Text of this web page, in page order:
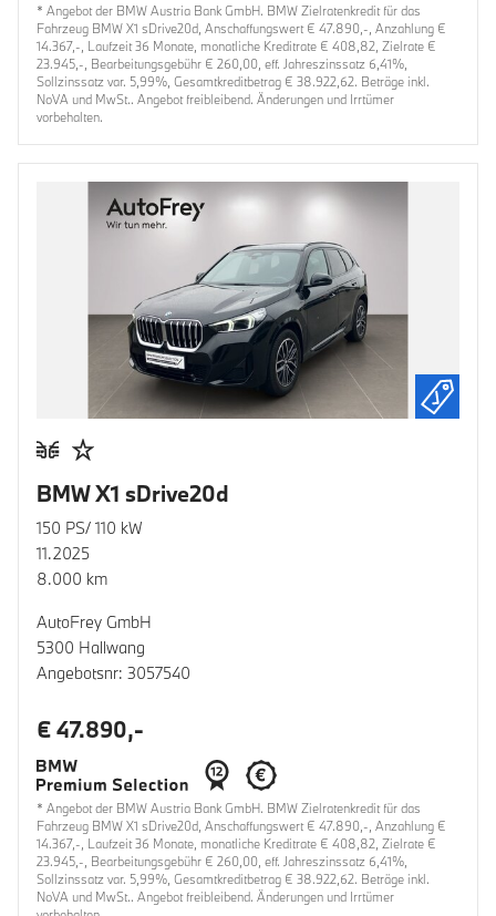
* Angebot der BMW Austria Bank GmbH. BMW Zielratenkredit für das
Fahrzeug BMW X1 sDrive20d, Anschaffungswert € 47.890,-, Anzahlung €
14.367,-, Laufzeit 36 Monate, monatliche Kreditrate € 408,82, Zielrate €
23.945,-, Bearbeitungsgebühr € 260,00, eff. Jahreszinssatz 6,41%,
Sollzinssatz var. 5,99%, Gesamtkreditbetrag € 38.922,62. Beträge inkl.
NoVA und MwSt.. Angebot freibleibend. Änderungen und Irrtümer
vorbehalten.
BMW X1 sDrive20d
150 PS/ 110 kW
11.2025
8.000 km
AutoFrey GmbH
5300 Hallwang
Angebotsnr: 3057540
€ 47.890,-
* Angebot der BMW Austria Bank GmbH. BMW Zielratenkredit für das
Fahrzeug BMW X1 sDrive20d, Anschaffungswert € 47.890,-, Anzahlung €
14.367,-, Laufzeit 36 Monate, monatliche Kreditrate € 408,82, Zielrate €
23.945,-, Bearbeitungsgebühr € 260,00, eff. Jahreszinssatz 6,41%,
Sollzinssatz var. 5,99%, Gesamtkreditbetrag € 38.922,62. Beträge inkl.
NoVA und MwSt.. Angebot freibleibend. Änderungen und Irrtümer